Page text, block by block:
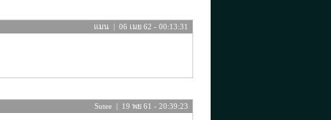
แมน | 06 เมย 62 - 00:13:31
Sutee | 19 พย 61 - 20:39:23